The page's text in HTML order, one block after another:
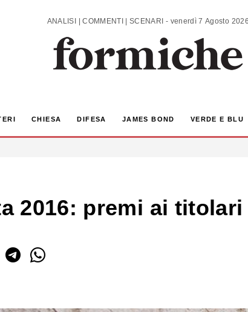
ANALISI | COMMENTI | SCENARI - venerdì 7 Agosto 2026
CHIESA DIFESA JAMES BOND VERDE E BLU
2016: premi ai